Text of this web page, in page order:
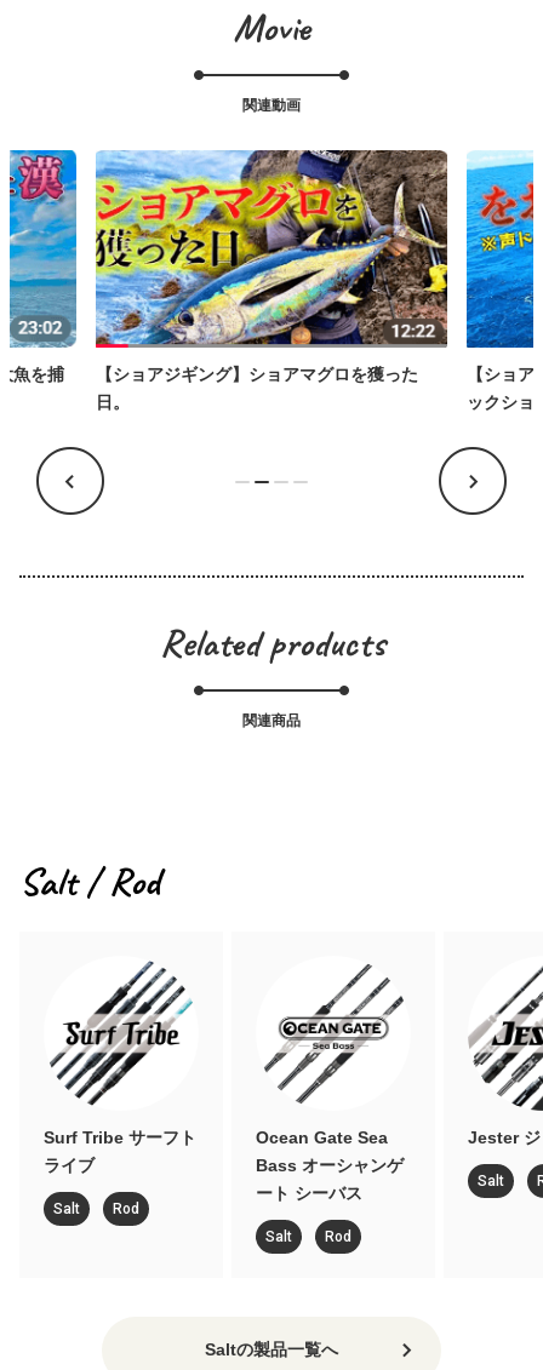
Movie
関連動画
【ショアジギング】ショアマグロを獲った
【ショアジギング
ックショア編
Related products
関連商品
Salt / Rod
Surf Tribe サーフト
ライブ
Salt Rod
Ocean Gate Sea
Bass オーシャンゲ
ート シーバス
Salt Rod
Jester ジェ
Salt Rod
Saltの製品一覧へ